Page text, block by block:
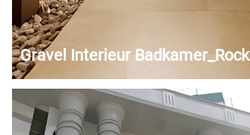
Gravel Interieur Badkamer_Rock